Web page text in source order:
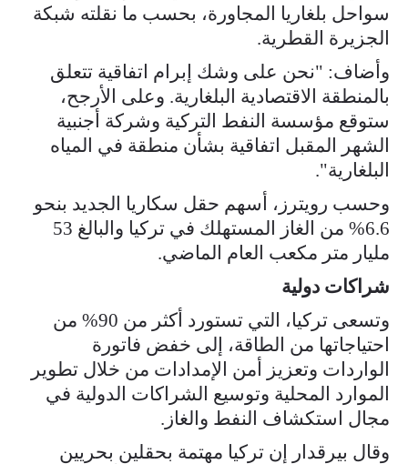
سواحل بلغاريا المجاورة، بحسب ما نقلته شبكة
الجزيرة القطرية.
وأضاف: "نحن على وشك إبرام اتفاقية تتعلق
بالمنطقة الاقتصادية البلغارية. وعلى الأرجح،
ستوقع مؤسسة النفط التركية وشركة أجنبية
الشهر المقبل اتفاقية بشأن منطقة في المياه
البلغارية".
وحسب رويترز، أسهم حقل سكاريا الجديد بنحو
6.6% من الغاز المستهلك في تركيا والبالغ 53
مليار متر مكعب العام الماضي.
شراكات دولية
وتسعى تركيا، التي تستورد أكثر من 90% من
احتياجاتها من الطاقة، إلى خفض فاتورة
الواردات وتعزيز أمن الإمدادات من خلال تطوير
الموارد المحلية وتوسيع الشراكات الدولية في
مجال استكشاف النفط والغاز.
وقال بيرقدار إن تركيا مهتمة بحقلين بحريين